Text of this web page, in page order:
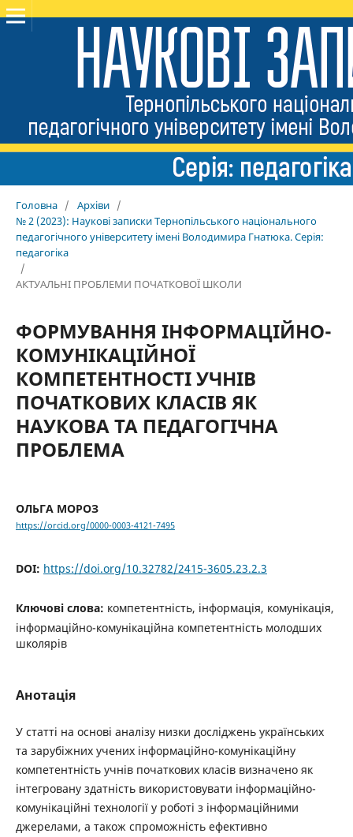
Головна / Архіви /
№ 2 (2023): Наукові записки Тернопільського національного
педагогічного університету імені Володимира Гнатюка. Серія:
педагогіка
/
АКТУАЛЬНІ ПРОБЛЕМИ ПОЧАТКОВОЇ ШКОЛИ
ФОРМУВАННЯ ІНФОРМАЦІЙНО-
КОМУНІКАЦІЙНОЇ
КОМПЕТЕНТНОСТІ УЧНІВ
ПОЧАТКОВИХ КЛАСІВ ЯК
НАУКОВА ТА ПЕДАГОГІЧНА
ПРОБЛЕМА
ОЛЬГА МОРОЗ
https://orcid.org/0000-0003-4121-7495
DOI: https://doi.org/10.32782/2415-3605.23.2.3
Ключові слова: компетентність, інформація, комунікація,
інформаційно-комунікаційна компетентність молодших
школярів
Анотація
У статті на основі аналізу низки досліджень українських
та зарубіжних учених інформаційно-комунікаційну
компетентність учнів початкових класів визначено як
інтегровану здатність використовувати інформаційно-
комунікаційні технології у роботі з інформаційними
джерелами, а також спроможність ефективно